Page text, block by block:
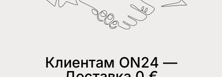
Клиентам ON24 —